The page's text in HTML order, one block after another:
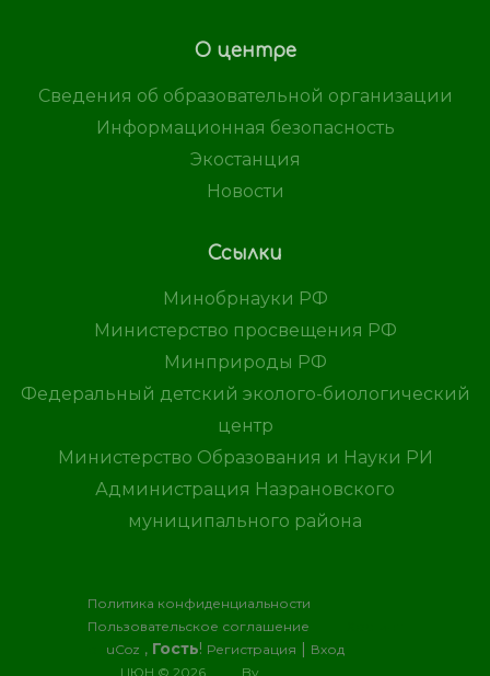
О центре
Сведения об образовательной организации
Информационная безопасность
Экостанция
Новости
Ссылки
Минобрнауки РФ
Министерство просвещения РФ
Минприроды РФ
Федеральный детский эколого-биологический
центр
Министерство Образования и Науки РИ
Администрация Назрановского
муниципального района
Политика конфиденциальности
Пользовательское соглашение
uCoz , Гость! Регистрация | Вход
ЦЮН © 2026
By